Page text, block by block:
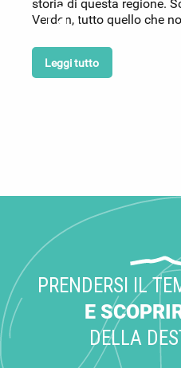
storia di questa regione.
Verdon, tutto quello che
Leggi tutto
PRENDERSI IL
E
DELLA